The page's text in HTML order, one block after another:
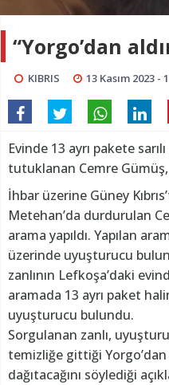
“Yorgo’dan
KIBRIS 13 Kasım 2023 -
Evinde 13 ayrı pakete
tutuklanan Cemre
İhbar üzerine Güney
Metehan’da durdurulan
arama yapıldı. Yapılan
üzerinde uyuşturucu
zanlının Lefkoşa’daki
aramada 13 ayrı paket
uyuşturucu bulundu.
Sorgulanan zanlı,
temizliğe gittiği Yorgo’dan
dağıtacağını söylediği